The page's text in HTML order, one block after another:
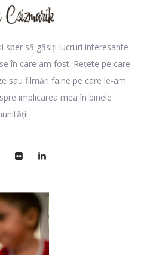
sper să găsiți lucruri interesante
în care am fost. Rețete pe care
sau filmări faine pe care le-am
implicarea mea în binele